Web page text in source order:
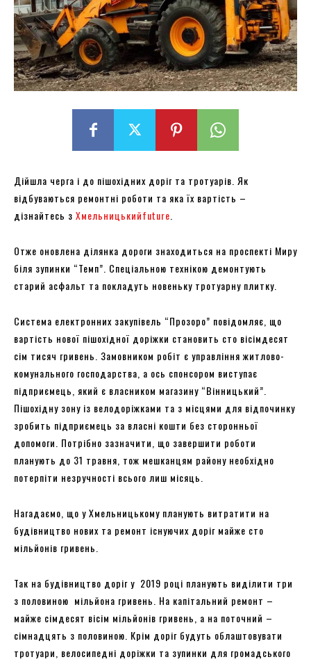
Дійшла черга і до пішохідних доріг та тротуарів. Як
відбуваються ремонтні роботи та яка їх вартість –
дізнайтесь з Хмельницькийfuture
Отже оновлена ділянка дороги знаходиться на проспекті Миру
біля зупинки “Темп”. Спеціальною технікою демонтують
старий асфальт та покладуть новеньку тротуарну плитку.
Система електронних закупівель “Прозоро” повідомляє, що
вартість нової пішохідної доріжки становить сто вісімдесят
сім тисяч гривень. Замовником робіт є управління житлово-
комунального господарства, а ось спонсором виступає
підприємець, який є власником магазину “Вінницький”.
Пішохідну зону із велодоріжками та з місцями для відпочинку
зробить підприємець за власні кошти без сторонньої
допомоги. Потрібно зазначити, що завершити роботи
планують до 31 травня, тож мешканцям району необхідно
потерпіти незручності всього лиш місяць.
Нагадаємо, що у Хмельницькому планують витратити на
будівництво нових та ремонт існуючих доріг майже сто
мільйонів гривень.
Так на будівництво доріг у 2019 році планують виділити три
з половиною мільйона гривень. На капітальний ремонт –
майже сімдесят вісім мільйонів гривень, а на поточний –
сімнадцять з половиною. Крім доріг будуть облаштовувати
тротуари, велосипедні доріжки та зупинки для громадського